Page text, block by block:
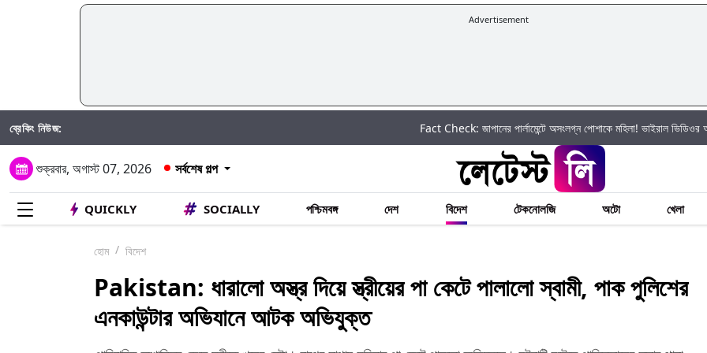
Advertisement
ব্রেকিং নিউজ: Fact Check: জাপানের পার্লামেন্টে অসংলগ্ন পোশাকে মহিলা! ভাইরাল ভিডিওর আসল
শুক্রবার, অগাস্ট 07, 2026 সর্বশেষ গল্প
QUICKLY SOCIALLY পশ্চিমবঙ্গ দেশ বিদেশ টেকনোলজি অটো খেলা
হোম বিদেশ
Pakistan: ধারালো অস্ত্র দিয়ে স্ত্রীয়ের পা কেটে পালালো স্বামী, পাক পুলিশের
এনকাউন্টার অভিযানে আটক অভিযুক্ত